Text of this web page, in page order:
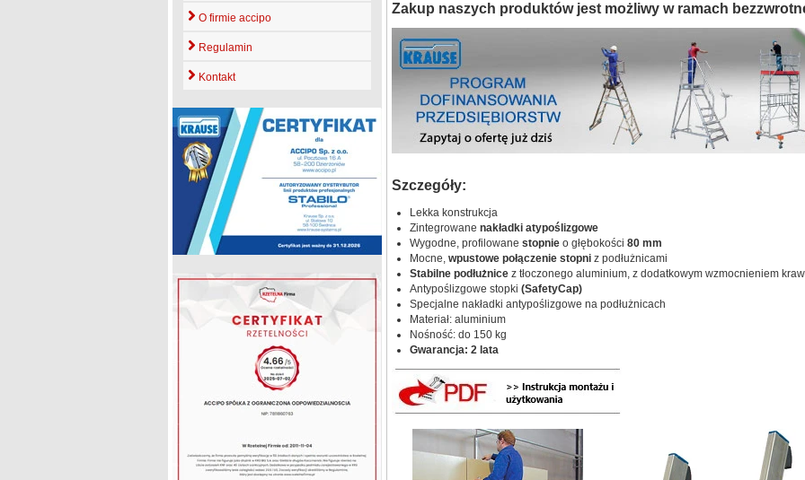
O firmie accipo
Regulamin
Kontakt
Zakup naszych produktów jest możliwy w ramach
Szczegóły:
Lekka konstrukcja
Zintegrowane nakładki atypoślizgowe
Wygodne, profilowane stopnieo głębokości 80 mm
Mocne, wpustowe połączenie stopniz podłużnicami
Stabilne podłużnicez tłoczonego aluminium, z dodatkowym wzmocnieniem
Antypoślizgowe stopki (SafetyCap)
Specjalne nakładki antypoślizgowe na podłużnicach
Materiał: aluminium
Nośność: do 150 kg
Gwarancja: 2 lata